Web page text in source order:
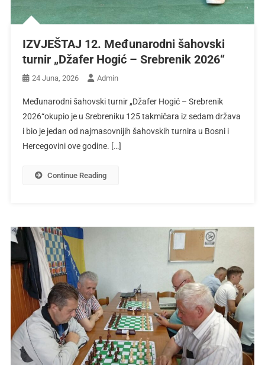
IZVJEŠTAJ 12. Međunarodni šahovski
turnir „Džafer Hogić – Srebrenik 2026“
24 Juna, 2026 Admin
Međunarodni šahovski turnir „Džafer Hogić – Srebrenik
2026“okupio je u Srebreniku 125 takmičara iz sedam država
i bio je jedan od najmasovnijih šahovskih turnira u Bosni i
Hercegovini ove godine. […]
Continue Reading